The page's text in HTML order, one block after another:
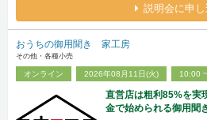
説明会に申し
おうちの御用聞き 家工房
その他・各種小売
オンライン 2026年08月11日(火) 10:00
直営店は粗利85%を実
金で始められる御用聞